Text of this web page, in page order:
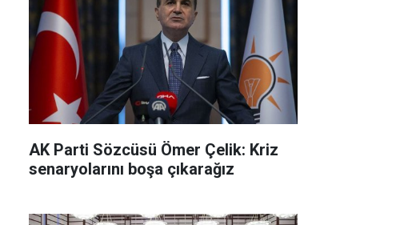
AK Parti Sözcüsü Ömer Çelik: Kriz
senaryolarını boşa çıkarağız